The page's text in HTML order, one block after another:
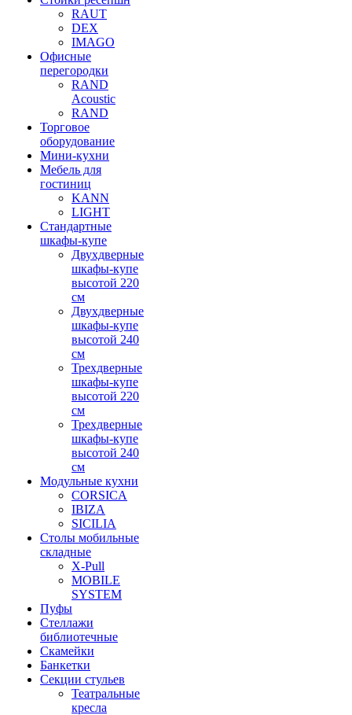
RAUT
DEX
IMAGO
Офисные
перегородки
RAND
Acoustic
RAND
Торговое
оборудование
Мини-кухни
Мебель для
гостиниц
KANN
LIGHT
Стандартные
шкафы-купе
Двухдверные
шкафы-купе
высотой 220
см
Двухдверные
шкафы-купе
высотой 240
см
Трехдверные
шкафы-купе
высотой 220
см
Трехдверные
шкафы-купе
высотой 240
см
Модульные кухни
CORSICA
IBIZA
SICILIA
Столы мобильные
складные
X-Pull
MOBILE
SYSTEM
Пуфы
Стеллажи
библиотечные
Скамейки
Банкетки
Секции стульев
Театральные
кресла